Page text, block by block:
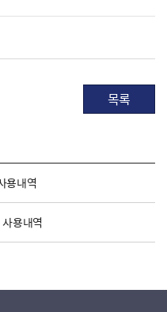
목록
용내역
용내역